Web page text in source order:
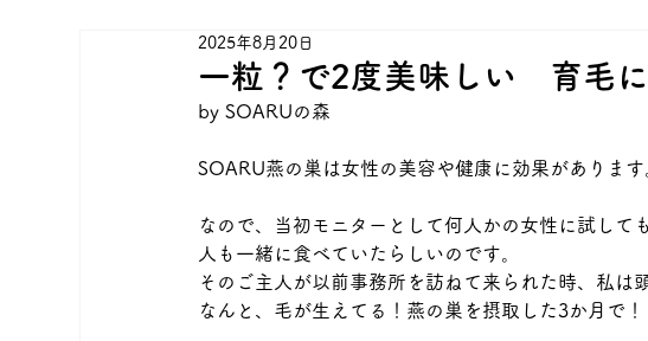
一粒？で2度美味しい 育毛
2025年8月20日
by SOARUの森
SOARU燕の巣は女性の美容や健康に効果があります
なので、当初モニターとして何人かの女性に試して
人も一緒に食べていたらしいのです。
そのご主人が以前事務所を訪ねて来られた時、私は
なんと、毛が生えてる！燕の巣を摂取した3か月で！